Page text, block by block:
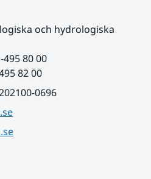
och hydrologiska
80 00
82 00
0696